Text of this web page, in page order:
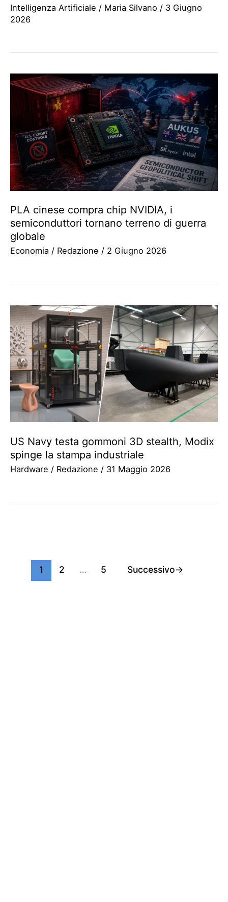
Intelligenza Artificiale / Maria Silvano / 3 Giugno
2026
PLA cinese compra chip NVIDIA, i
semiconduttori tornano terreno di guerra
globale
Economia / Redazione / 2 Giugno 2026
US Navy testa gommoni 3D stealth, Modix
spinge la stampa industriale
Hardware / Redazione / 31 Maggio 2026
1 2 … 5 Successivo→